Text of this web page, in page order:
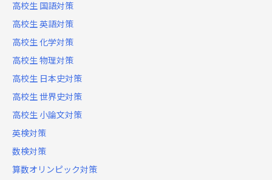
高校生 国語対策
高校生 英語対策
高校生 化学対策
高校生 物理対策
高校生 日本史対策
高校生 世界史対策
高校生 小論文対策
英検対策
数検対策
算数オリンピック対策